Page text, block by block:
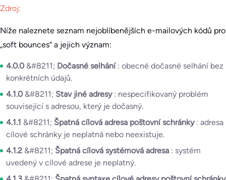
Zdroj:
Níže naleznete seznam nejoblíbenějších e-mailových kódů pro
„soft bounces“ a jejich význam:
4.0.0 &#8211; Dočasné selhání : obecné dočasné selhání bez
konkrétních údajů.
4.1.0 &#8211; Stav jiné adresy : nespecifikovaný problém
související s adresou, který je dočasný.
4.1.1 &#8211; Špatná cílová adresa poštovní schránky : adresa
cílové schránky je neplatná nebo neexistuje.
4.1.2 &#8211; Špatná cílová systémová adresa : systém
uvedený v cílové adrese je neplatný.